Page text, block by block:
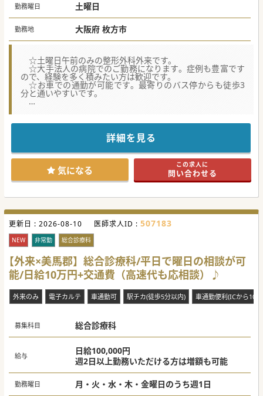
勤務曜日 土曜日
勤務地 大阪府 枚方市
☆土曜日午前のみの整形外科外来です。
☆大手法人の病院でのご勤務になります。症例も豊富です
ので、経験を多く積みたい方は歓迎です。
☆お車での通勤が可能です。最寄りのバス停からも徒歩3
分と通いやすいです。
詳細を見る
気になる この求人に
問い合わせる
更新日 : 2026-08-10 医師求人ID : 507183
NEW 非常勤 総合診療科
【外来×美馬郡】総合診療科/平日で曜日の相談が可
能/日給10万円+交通費（高速代も応相談）♪
外来のみ 電子カルテ 車通勤可 駅チカ(徒歩5分以内) 車通勤便利(ICから10
募集科目 総合診療科
給与
日給100,000円
週2日以上勤務いただける方は増額も可能
勤務曜日 月・火・水・木・金曜日のうち週1日